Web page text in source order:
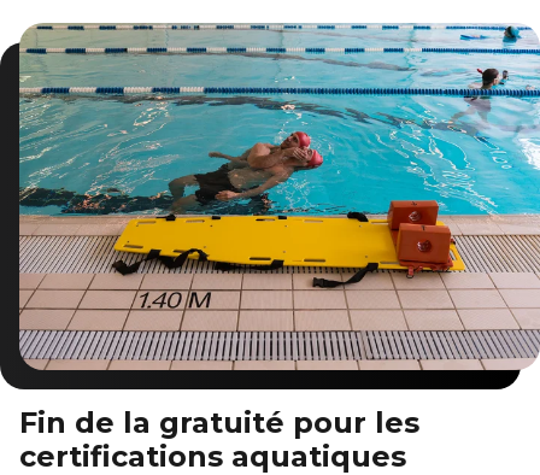
Cours de natation pour enfants
Cours de natation pour adultes
Cours d'aquaforme
Longueurs et bain libres
Sauvetage
Voir tout
SPORTS
Cours de natation pour enfants
Sports pour enfants
ÉCHANGES CULTURELS
Zone accueil et découverte (ZAD)
Trouver une Zone jeunesse
Fin de la gratuité pour les
certifications aquatiques